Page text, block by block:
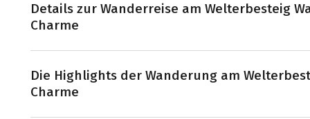
Details zur Wanderreise am Welterbesteig
Charme
startet auch unsere 5-tägige Kurzreise. Am
zahlreichen Highlights auch 20 Schlösser und Burgen,
Die Highlights der Wanderung am
Charme